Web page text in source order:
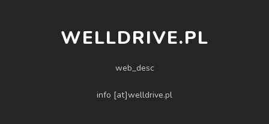
WELLDRIVE.PL
web_desc
info [at]welldrive.pl